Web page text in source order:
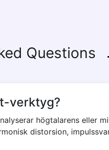
Questions
verktyg?
högtalarens eller
distorsion,